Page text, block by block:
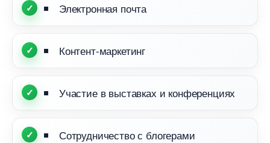
Электронная почта
Контент-маркетин
Участие в выставках и конференциях
Сотрудничество с блогерами